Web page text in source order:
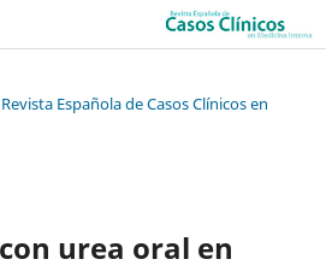
Española de Casos Clínicos en
urea oral en